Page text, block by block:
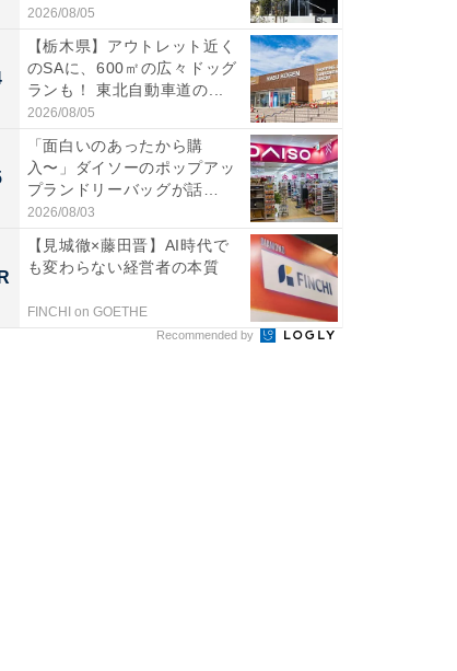
2026/08/05
【栃木県】アウトレット近く
のSAに、600㎡の広々ドッグ
ランも！ 東北自動車道の...
2026/08/05
「面白いのあったから購
入〜」ダイソーのポップアッ
プランドリーバッグが話
題。“さま...
2026/08/03
【見城徹×藤田晋】AI時代で
も変わらない経営者の本質
FINCHI on GOETHE
Recommended by